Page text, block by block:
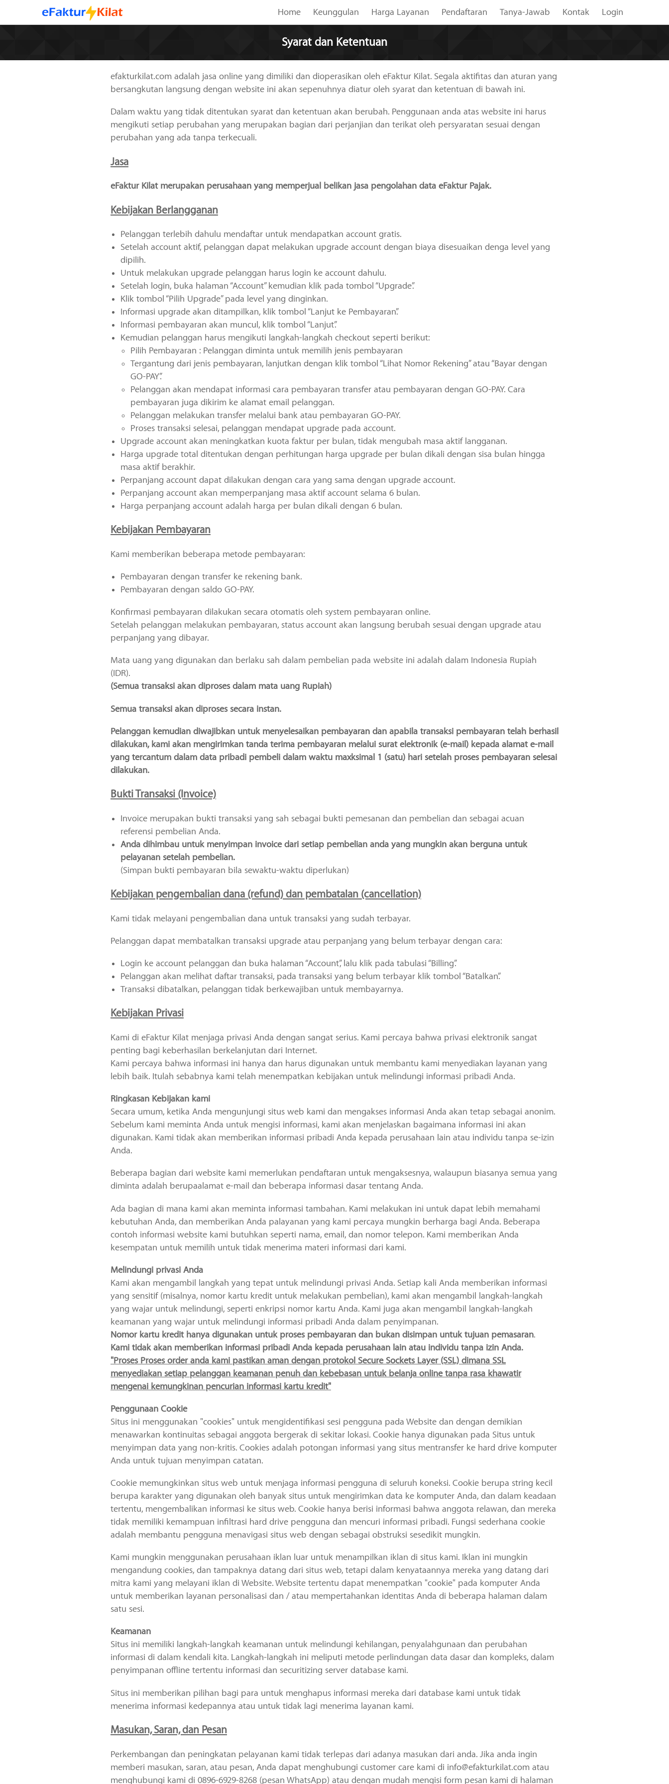
Home Keunggulan Harga Layanan Pendaftaran Tanya-Jawab Kontak Login
Syarat dan Ketentuan
efakturkilat.com adalah jasa online yang dimiliki dan dioperasikan oleh eFaktur Kilat. Segala aktifitas dan aturan yang
bersangkutan langsung dengan website ini akan sepenuhnya diatur oleh syarat dan ketentuan di bawah ini.
Dalam waktu yang tidak ditentukan syarat dan ketentuan akan berubah. Penggunaan anda atas website ini harus
mengikuti setiap perubahan yang merupakan bagian dari perjanjian dan terikat oleh persyaratan sesuai dengan
perubahan yang ada tanpa terkecuali.
Jasa
eFaktur Kilat merupakan perusahaan yang memperjual belikan jasa pengolahan data eFaktur Pajak.
Kebijakan Berlangganan
Pelanggan terlebih dahulu mendaftar untuk mendapatkan account gratis.
Setelah account aktif, pelanggan dapat melakukan upgrade account dengan biaya disesuaikan denga level yang
dipilih.
Untuk melakukan upgrade pelanggan harus login ke account dahulu.
Setelah login, buka halaman “Account” kemudian klik pada tombol “Upgrade”.
Klik tombol “Pilih Upgrade” pada level yang dinginkan.
Informasi upgrade akan ditampilkan, klik tombol “Lanjut ke Pembayaran”.
Informasi pembayaran akan muncul, klik tombol “Lanjut”.
Kemudian pelanggan harus mengikuti langkah-langkah checkout seperti berikut:
Pilih Pembayaran : Pelanggan diminta untuk memilih jenis pembayaran
Tergantung dari jenis pembayaran, lanjutkan dengan klik tombol “Lihat Nomor Rekening” atau “Bayar dengan
GO-PAY”.
Pelanggan akan mendapat informasi cara pembayaran transfer atau pembayaran dengan GO-PAY. Cara
pembayaran juga dikirim ke alamat email pelanggan.
Pelanggan melakukan transfer melalui bank atau pembayaran GO-PAY.
Proses transaksi selesai, pelanggan mendapat upgrade pada account.
Upgrade account akan meningkatkan kuota faktur per bulan, tidak mengubah masa aktif langganan.
Harga upgrade total ditentukan dengan perhitungan harga upgrade per bulan dikali dengan sisa bulan hingga
masa aktif berakhir.
Perpanjang account dapat dilakukan dengan cara yang sama dengan upgrade account.
Perpanjang account akan memperpanjang masa aktif account selama 6 bulan.
Harga perpanjang account adalah harga per bulan dikali dengan 6 bulan.
Kebijakan Pembayaran
Kami memberikan beberapa metode pembayaran:
Pembayaran dengan transfer ke rekening bank.
Pembayaran dengan saldo GO-PAY.
Konfirmasi pembayaran dilakukan secara otomatis oleh system pembayaran online.
Setelah pelanggan melakukan pembayaran, status account akan langsung berubah sesuai dengan upgrade atau
perpanjang yang dibayar.
Mata uang yang digunakan dan berlaku sah dalam pembelian pada website ini adalah dalam Indonesia Rupiah
(IDR).
(Semua transaksi akan diproses dalam mata uang Rupiah)
Semua transaksi akan diproses secara instan.
Pelanggan kemudian diwajibkan untuk menyelesaikan pembayaran dan apabila transaksi pembayaran telah berhasil
dilakukan, kami akan mengirimkan tanda terima pembayaran melalui surat elektronik (e-mail) kepada alamat e-mail
yang tercantum dalam data pribadi pembeli dalam waktu maxksimal 1 (satu) hari setelah proses pembayaran selesai
dilakukan.
Bukti Transaksi (Invoice)
Invoice merupakan bukti transaksi yang sah sebagai bukti pemesanan dan pembelian dan sebagai acuan
referensi pembelian Anda.
Anda dihimbau untuk menyimpan invoice dari setiap pembelian anda yang mungkin akan berguna untuk
pelayanan setelah pembelian.
(Simpan bukti pembayaran bila sewaktu-waktu diperlukan)
Kebijakan pengembalian dana (refund) dan pembatalan (cancellation)
Kami tidak melayani pengembalian dana untuk transaksi yang sudah terbayar.
Pelanggan dapat membatalkan transaksi upgrade atau perpanjang yang belum terbayar dengan cara:
Login ke account pelanggan dan buka halaman “Account”, lalu klik pada tabulasi “Billing”.
Pelanggan akan melihat daftar transaksi, pada transaksi yang belum terbayar klik tombol “Batalkan”.
Transaksi dibatalkan, pelanggan tidak berkewajiban untuk membayarnya.
Kebijakan Privasi
Kami di eFaktur Kilat menjaga privasi Anda dengan sangat serius. Kami percaya bahwa privasi elektronik sangat
penting bagi keberhasilan berkelanjutan dari Internet.
Kami percaya bahwa informasi ini hanya dan harus digunakan untuk membantu kami menyediakan layanan yang
lebih baik. Itulah sebabnya kami telah menempatkan kebijakan untuk melindungi informasi pribadi Anda.
Ringkasan Kebijakan kami
Secara umum, ketika Anda mengunjungi situs web kami dan mengakses informasi Anda akan tetap sebagai anonim.
Sebelum kami meminta Anda untuk mengisi informasi, kami akan menjelaskan bagaimana informasi ini akan
digunakan. Kami tidak akan memberikan informasi pribadi Anda kepada perusahaan lain atau individu tanpa se-izin
Anda.
Beberapa bagian dari website kami memerlukan pendaftaran untuk mengaksesnya, walaupun biasanya semua yang
diminta adalah berupaalamat e-mail dan beberapa informasi dasar tentang Anda.
Ada bagian di mana kami akan meminta informasi tambahan. Kami melakukan ini untuk dapat lebih memahami
kebutuhan Anda, dan memberikan Anda palayanan yang kami percaya mungkin berharga bagi Anda. Beberapa
contoh informasi website kami butuhkan seperti nama, email, dan nomor telepon. Kami memberikan Anda
kesempatan untuk memilih untuk tidak menerima materi informasi dari kami.
Melindungi privasi Anda
Kami akan mengambil langkah yang tepat untuk melindungi privasi Anda. Setiap kali Anda memberikan informasi
yang sensitif (misalnya, nomor kartu kredit untuk melakukan pembelian), kami akan mengambil langkah-langkah
yang wajar untuk melindungi, seperti enkripsi nomor kartu Anda. Kami juga akan mengambil langkah-langkah
keamanan yang wajar untuk melindungi informasi pribadi Anda dalam penyimpanan.
Nomor kartu kredit hanya digunakan untuk proses pembayaran dan bukan disimpan untuk tujuan pemasaran.
Kami tidak akan memberikan informasi pribadi Anda kepada perusahaan lain atau individu tanpa izin Anda.
"Proses Proses order anda kami pastikan aman dengan protokol Secure Sockets Layer (SSL) dimana SSL
menyediakan setiap pelanggan keamanan penuh dan kebebasan untuk belanja online tanpa rasa khawatir
mengenai kemungkinan pencurian informasi kartu kredit"
Penggunaan Cookie
Situs ini menggunakan "cookies" untuk mengidentifikasi sesi pengguna pada Website dan dengan demikian
menawarkan kontinuitas sebagai anggota bergerak di sekitar lokasi. Cookie hanya digunakan pada Situs untuk
menyimpan data yang non-kritis. Cookies adalah potongan informasi yang situs mentransfer ke hard drive komputer
Anda untuk tujuan menyimpan catatan.
Cookie memungkinkan situs web untuk menjaga informasi pengguna di seluruh koneksi. Cookie berupa string kecil
berupa karakter yang digunakan oleh banyak situs untuk mengirimkan data ke komputer Anda, dan dalam keadaan
tertentu, mengembalikan informasi ke situs web. Cookie hanya berisi informasi bahwa anggota relawan, dan mereka
tidak memiliki kemampuan infiltrasi hard drive pengguna dan mencuri informasi pribadi. Fungsi sederhana cookie
adalah membantu pengguna menavigasi situs web dengan sebagai obstruksi sesedikit mungkin.
Kami mungkin menggunakan perusahaan iklan luar untuk menampilkan iklan di situs kami. Iklan ini mungkin
mengandung cookies, dan tampaknya datang dari situs web, tetapi dalam kenyataannya mereka yang datang dari
mitra kami yang melayani iklan di Website. Website tertentu dapat menempatkan "cookie" pada komputer Anda
untuk memberikan layanan personalisasi dan / atau mempertahankan identitas Anda di beberapa halaman dalam
satu sesi.
Keamanan
Situs ini memiliki langkah-langkah keamanan untuk melindungi kehilangan, penyalahgunaan dan perubahan
informasi di dalam kendali kita. Langkah-langkah ini meliputi metode perlindungan data dasar dan kompleks, dalam
penyimpanan offline tertentu informasi dan securitizing server database kami.
Situs ini memberikan pilihan bagi para untuk menghapus informasi mereka dari database kami untuk tidak
menerima informasi kedepannya atau untuk tidak lagi menerima layanan kami.
Masukan, Saran, dan Pesan
Perkembangan dan peningkatan pelayanan kami tidak terlepas dari adanya masukan dari anda. Jika anda ingin
memberi masukan, saran, atau pesan, Anda dapat menghubungi customer care kami di info@efakturkilat.com atau
menghubungi kami di 0896-6929-8268 (pesan WhatsApp) atau dengan mudah mengisi form pesan kami di halaman